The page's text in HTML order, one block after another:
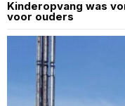
Kinderopvang was
voor ouders